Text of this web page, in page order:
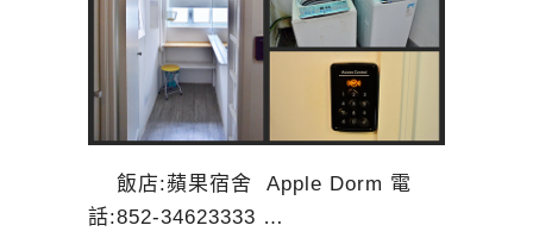
飯店:蘋果宿舍 Apple Dorm 電
話:852-34623333 …